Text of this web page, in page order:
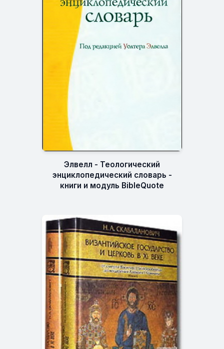
Элвелл - Теологический
энциклопедический словарь -
книги и модуль BibleQuote